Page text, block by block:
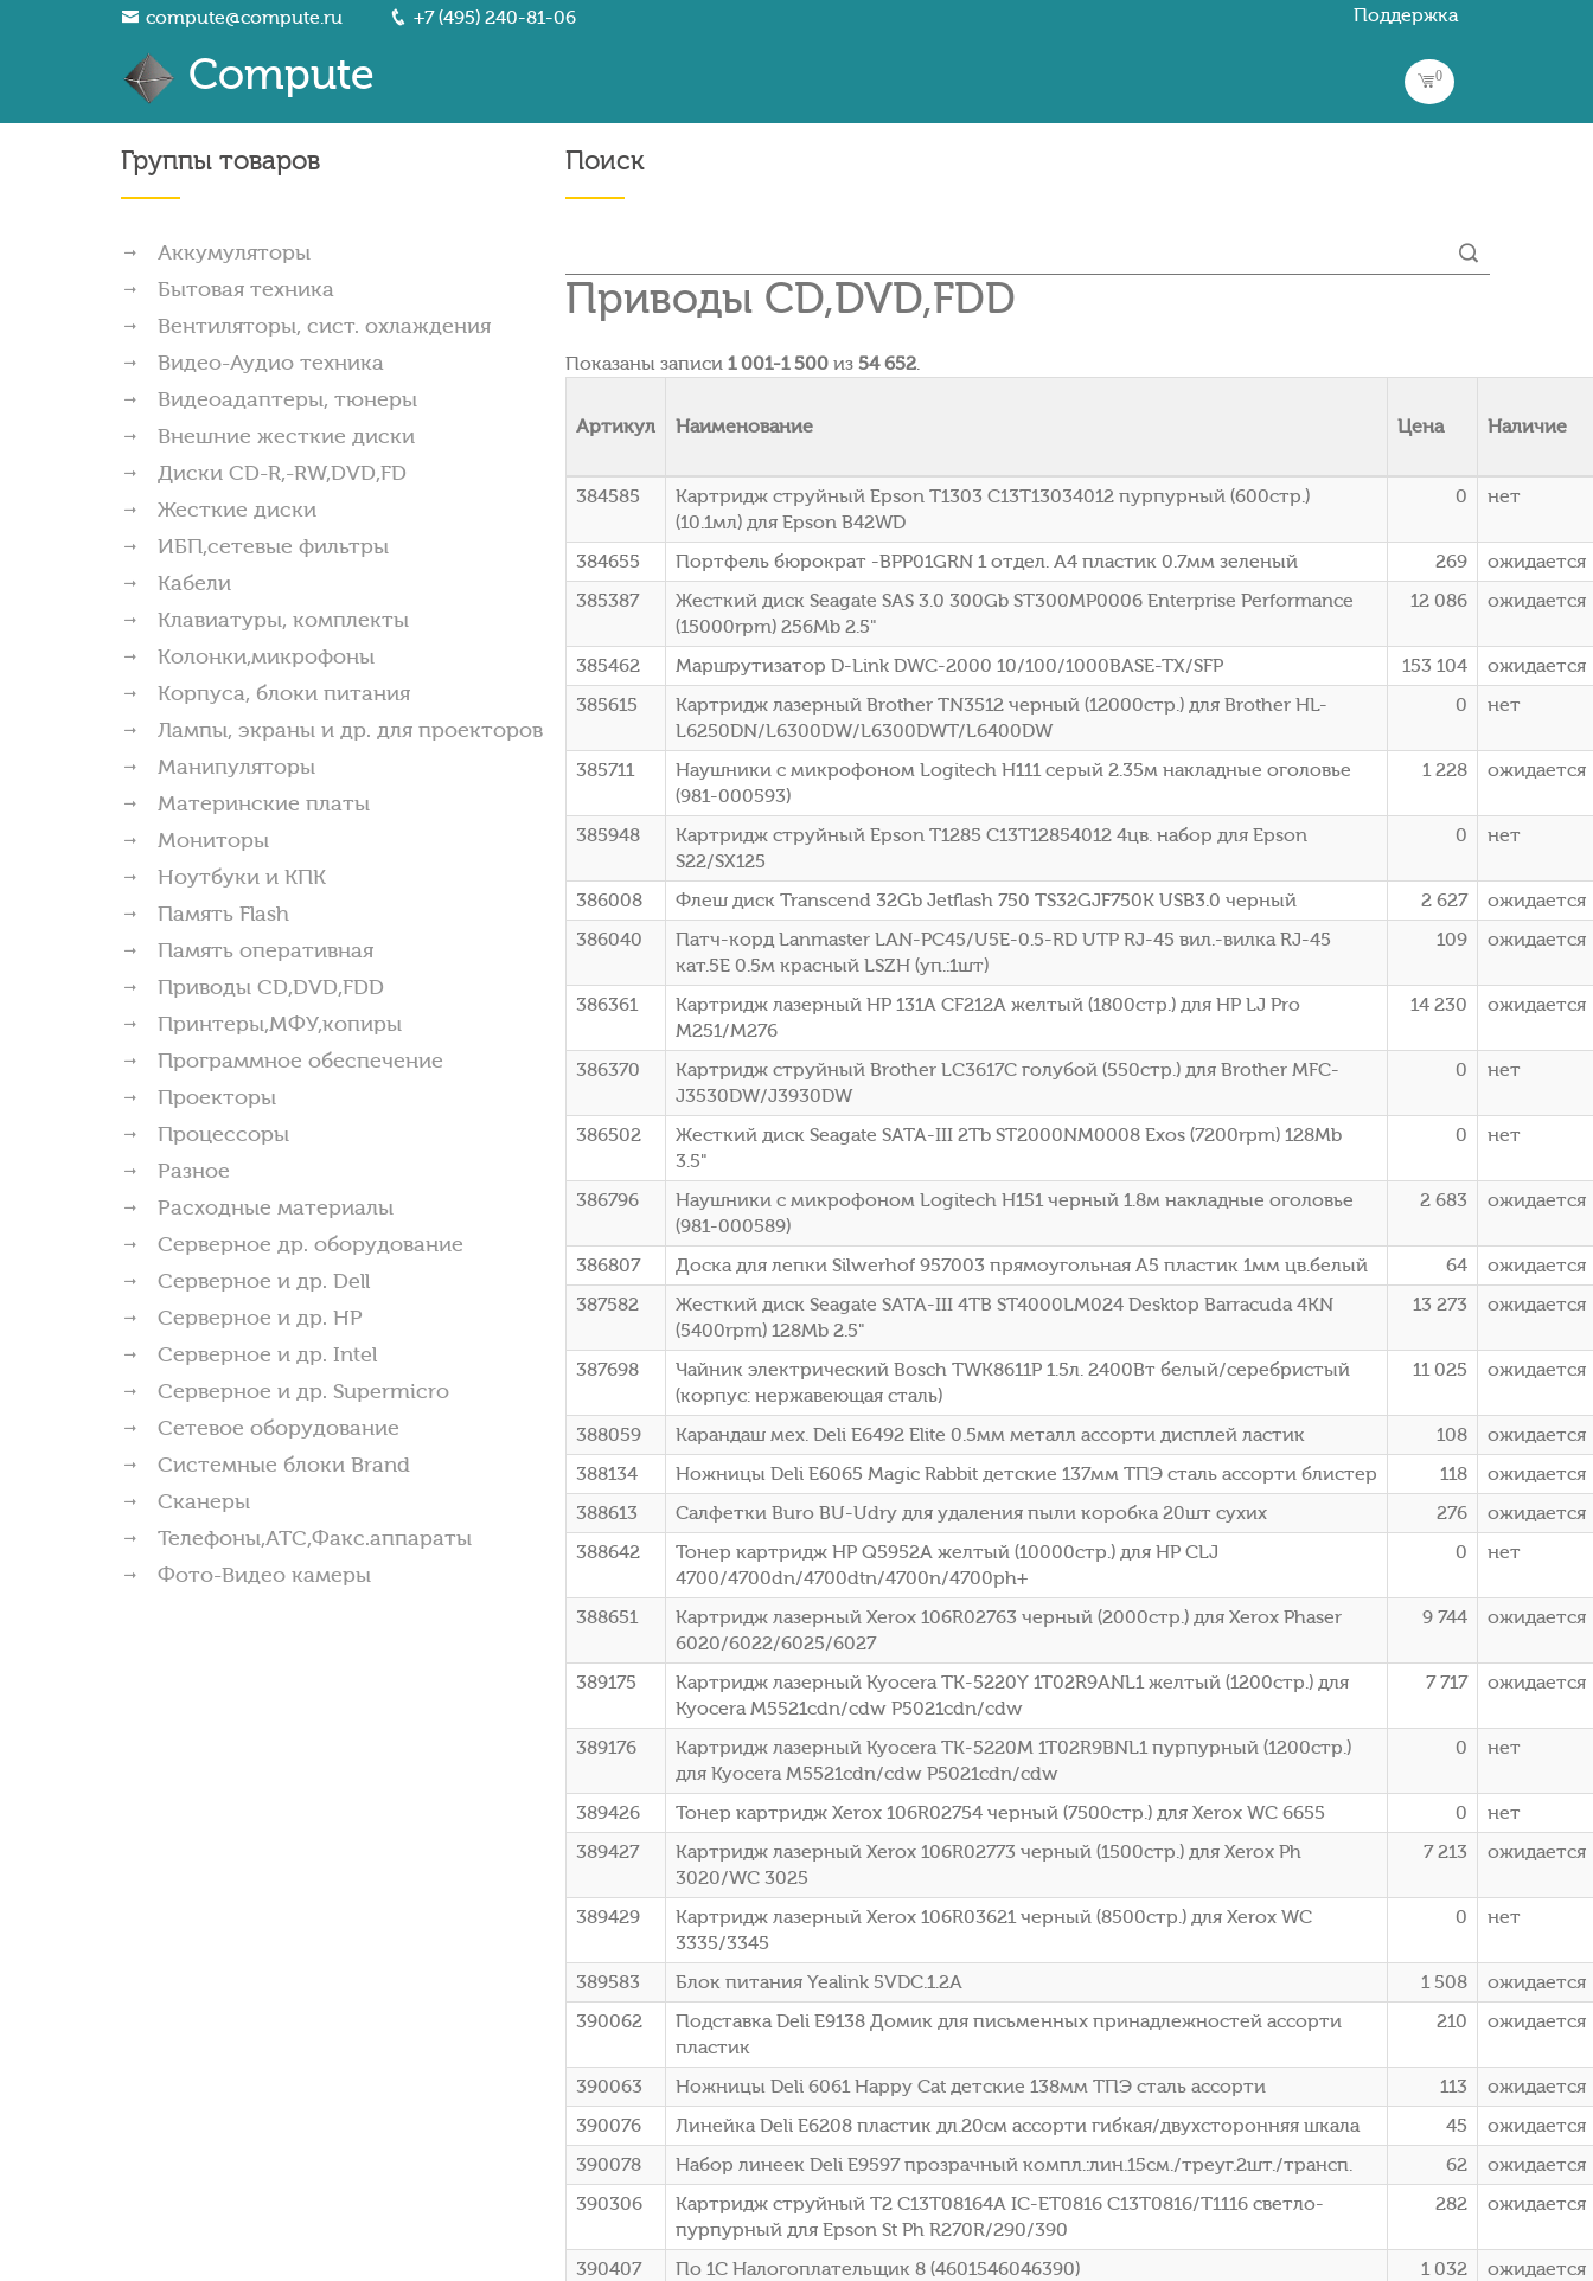
compute@compute.ru +7 (495) 240-81-06 Поддержка
Compute 0
Группы товаров
Аккумуляторы
Бытовая техника
Вентиляторы, сист. охлаждения
Видео-Аудио техника
Видеоадаптеры, тюнеры
Внешние жесткие диски
Диски CD-R,-RW,DVD,FD
Жесткие диски
ИБП,сетевые фильтры
Кабели
Клавиатуры, комплекты
Колонки,микрофоны
Корпуса, блоки питания
Лампы, экраны и др. для проекторов
Манипуляторы
Материнские платы
Мониторы
Ноутбуки и КПК
Память Flash
Память оперативная
Приводы CD,DVD,FDD
Принтеры,МФУ,копиры
Программное обеспечение
Проекторы
Процессоры
Разное
Расходные материалы
Серверное др. оборудование
Серверное и др. Dell
Серверное и др. HP
Серверное и др. Intel
Серверное и др. Supermicro
Сетевое оборудование
Системные блоки Brand
Сканеры
Телефоны,АТС,Факс.аппараты
Фото-Видео камеры
Поиск
Приводы CD,DVD,FDD
Показаны записи 1 001-1 500 из 54 652.
Артикул Наименование Цена Наличие
384585
Картридж струйный Epson T1303 C13T13034012 пурпурный (600стр.)
(10.1мл) для Epson B42WD
0 нет
384655 Портфель бюрократ -BPP01GRN 1 отдел. A4 пластик 0.7мм зеленый 269
ожидается
385387
Жесткий диск Seagate SAS 3.0 300Gb ST300MP0006 Enterprise Performance
(15000rpm) 256Mb 2.5"
12 086 ожидается
385462 Маршрутизатор D-Link DWC-2000 10/100/1000BASE-TX/SFP 153 104
ожидается
385615
Картридж лазерный Brother TN3512 черный (12000стр.) для Brother HL-
L6250DN/L6300DW/L6300DWT/L6400DW
0 нет
385711
Наушники с микрофоном Logitech H111 серый 2.35м накладные оголовье
(981-000593)
1 228 ожидается
385948
Картридж струйный Epson T1285 C13T12854012 4цв. набор для Epson
S22/SX125
0 нет
386008 Флеш диск Transcend 32Gb Jetflash 750 TS32GJF750K USB3.0 черный 2 627
ожидается
386040
Патч-корд Lanmaster LAN-PC45/U5E-0.5-RD UTP RJ-45 вил.-вилка RJ-45
кат.5E 0.5м красный LSZH (уп.:1шт)
109 ожидается
386361
Картридж лазерный HP 131A CF212A желтый (1800стр.) для HP LJ Pro
M251/M276
14 230 ожидается
386370
Картридж струйный Brother LC3617C голубой (550стр.) для Brother MFC-
J3530DW/J3930DW
0 нет
386502
Жесткий диск Seagate SATA-III 2Tb ST2000NM0008 Exos (7200rpm) 128Mb
3.5"
0 нет
386796
Наушники с микрофоном Logitech H151 черный 1.8м накладные оголовье
(981-000589)
2 683 ожидается
386807 Доска для лепки Silwerhof 957003 прямоугольная A5 пластик 1мм цв.белый 64
ожидается
387582
Жесткий диск Seagate SATA-III 4TB ST4000LM024 Desktop Barracuda 4KN
(5400rpm) 128Mb 2.5"
13 273 ожидается
387698
Чайник электрический Bosch TWK8611P 1.5л. 2400Вт белый/серебристый
(корпус: нержавеющая сталь)
11 025 ожидается
388059 Карандаш мех. Deli E6492 Elite 0.5мм металл ассорти дисплей ластик 108
ожидается
388134
Ножницы Deli E6065 Magic Rabbit детские 137мм ТПЭ сталь ассорти блистер 118
ожидается
388613
Салфетки Buro BU-Udry для удаления пыли коробка 20шт сухих 276
ожидается
388642
Тонер картридж HP Q5952A желтый (10000стр.) для HP CLJ
4700/4700dn/4700dtn/4700n/4700ph+
0 нет
388651
Картридж лазерный Xerox 106R02763 черный (2000стр.) для Xerox Phaser
6020/6022/6025/6027
9 744 ожидается
389175
Картридж лазерный Kyocera TK-5220Y 1T02R9ANL1 желтый (1200стр.) для
Kyocera M5521cdn/cdw P5021cdn/cdw
7 717 ожидается
389176
Картридж лазерный Kyocera TK-5220M 1T02R9BNL1 пурпурный (1200стр.)
для Kyocera M5521cdn/cdw P5021cdn/cdw
0 нет
389426 Тонер картридж Xerox 106R02754 черный (7500стр.) для Xerox WC 6655 0
нет
389427
Картридж лазерный Xerox 106R02773 черный (1500стр.) для Xerox Ph
3020/WC 3025
7 213 ожидается
389429
Картридж лазерный Xerox 106R03621 черный (8500стр.) для Xerox WC
3335/3345
0 нет
389583 Блок питания Yealink 5VDC.1.2A 1 508
ожидается
390062
Подставка Deli E9138 Домик для письменных принадлежностей ассорти
пластик
210 ожидается
390063 Ножницы Deli 6061 Happy Cat детские 138мм ТПЭ сталь ассорти 113
ожидается
390076
Линейка Deli E6208 пластик дл.20см ассорти гибкая/двухсторонняя шкала 45
ожидается
390078
Набор линеек Deli E9597 прозрачный компл.:лин.15см./треуг.2шт./трансп. 62
ожидается
390306
Картридж струйный T2 C13T08164A IC-ET0816 C13T0816/T1116 светло-
пурпурный для Epson St Ph R270R/290/390
282 ожидается
390407 По 1С Налогоплательщик 8 (4601546046390) 1 032
ожидается